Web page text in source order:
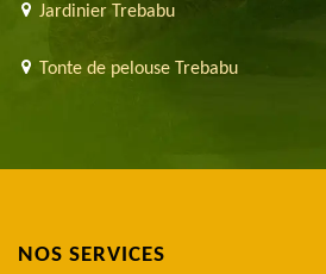
Jardinier Trebabu
Tonte de pelouse Trebabu
NOS SERVICES